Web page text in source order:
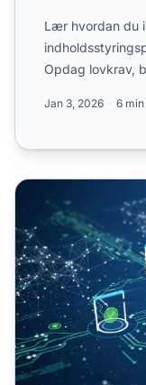
Lær hvordan du
Opdag lovkrav,
Jan 3, 2026 6
Kvalitetskontrol for